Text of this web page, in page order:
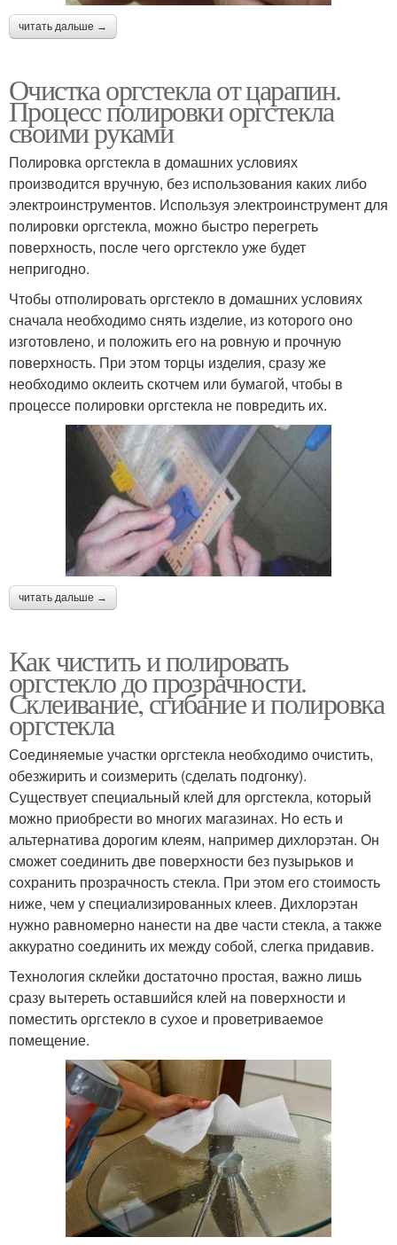
читать дальше →
Очистка оргстекла от царапин.
Процесс полировки оргстекла
своими руками
Полировка оргстекла в домашних условиях
производится вручную, без использования каких либо
электроинструментов. Используя электроинструмент для
полировки оргстекла, можно быстро перегреть
поверхность, после чего оргстекло уже будет
непригодно.
Чтобы отполировать оргстекло в домашних условиях
сначала необходимо снять изделие, из которого оно
изготовлено, и положить его на ровную и прочную
поверхность. При этом торцы изделия, сразу же
необходимо оклеить скотчем или бумагой, чтобы в
процессе полировки оргстекла не повредить их.
читать дальше →
Как чистить и полировать
оргстекло до прозрачности.
Склеивание, сгибание и полировка
оргстекла
Соединяемые участки оргстекла необходимо очистить,
обезжирить и соизмерить (сделать подгонку).
Существует специальный клей для оргстекла, который
можно приобрести во многих магазинах. Но есть и
альтернатива дорогим клеям, например дихлорэтан. Он
сможет соединить две поверхности без пузырьков и
сохранить прозрачность стекла. При этом его стоимость
ниже, чем у специализированных клеев. Дихлорэтан
нужно равномерно нанести на две части стекла, а также
аккуратно соединить их между собой, слегка придавив.
Технология склейки достаточно простая, важно лишь
сразу вытереть оставшийся клей на поверхности и
поместить оргстекло в сухое и проветриваемое
помещение.